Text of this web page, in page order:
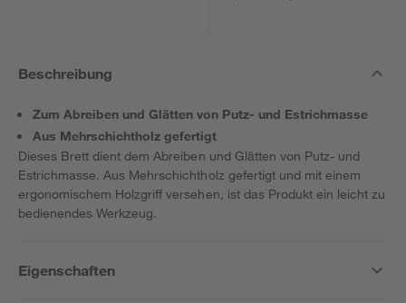
Beschreibung
Zum Abreiben und Glätten von Putz- und Estrichmasse
Aus Mehrschichtholz gefertigt
Dieses Brett dient dem Abreiben und Glätten von Putz- und
Estrichmasse. Aus Mehrschichtholz gefertigt und mit einem
ergonomischem Holzgriff versehen, ist das Produkt ein leicht zu
bedienendes Werkzeug.
Eigenschaften